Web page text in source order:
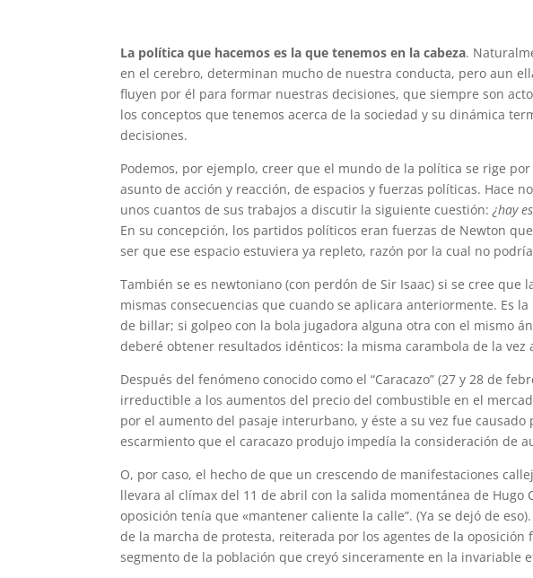
La política que hacemos es la que tenemos en la cabeza.
en el cerebro, determinan mucho de nuestra conducta, pero aun
fluyen por él para formar nuestras decisiones, que siempre son
los conceptos que tenemos acerca de la sociedad y su dinámica
decisiones.
Podemos, por ejemplo, creer que el mundo de la política se rige
asunto de acción y reacción, de espacios y fuerzas políticas. Hace
unos cuantos de sus trabajos a discutir la siguiente cuestión:¿hay
En su concepción, los partidos políticos eran fuerzas de Newton
ser que ese espacio estuviera ya repleto, razón por la cual no
También se es newtoniano (con perdón de Sir Isaac) si se cree
mismas consecuencias que cuando se aplicara anteriormente. Es
de billar; si golpeo con la bola jugadora alguna otra con el mismo
deberé obtener resultados idénticos: la misma carambola de la
Después del fenómeno conocido como el “Caracazo” (27 y 28 de
irreductible a los aumentos del precio del combustible en el
por el aumento del pasaje interurbano, y éste a su vez fue
escarmiento que el caracazo produjo impedía la consideración de
O, por caso, el hecho de que un crescendo de manifestaciones
llevara al clímax del 11 de abril con la salida momentánea de Hugo
oposición tenía que «mantener caliente la calle”. (Ya se dejó de
de la marcha de protesta, reiterada por los agentes de la oposición
segmento de la población que creyó sinceramente en la invariable